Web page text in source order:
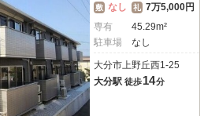
敷 なし 礼 7万5,000円
専有
45.29m²
駐車場
なし
大分市上野丘西1-25
大分駅 徒歩14分